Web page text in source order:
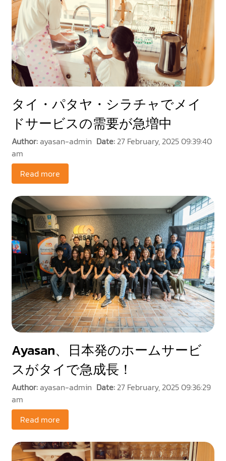
タイ・パタヤ・シラチャでメイ
ドサービスの需要が急増中
Author:ayasan-admin Date:27 February, 2025 09:39:40
am
Read more
Ayasan、日本発のホームサービ
スがタイで急成長！
Author:ayasan-admin Date:27 February, 2025 09:36:29
am
Read more